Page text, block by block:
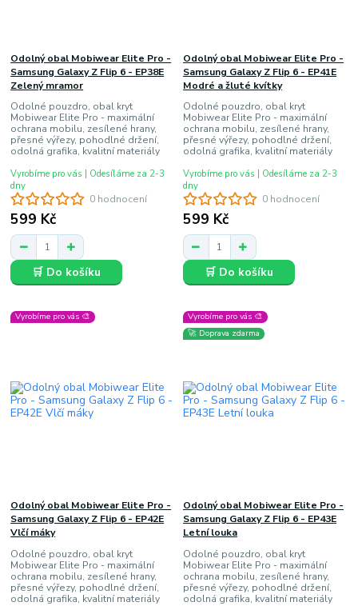
0 hodnocení
Odolný obal Mobiwear Elite Pro -
Samsung Galaxy Z Flip 6 - EP38E
Zelený mramor
Odolné pouzdro, obal kryt
Mobiwear Elite Pro - maximální
ochrana mobilu, zesílené hrany,
přesné výřezy, pohodlné držení,
odolná grafika, kvalitní materiály
599 Kč
Vyrobíme pro vás | Odesíláme za 2-3
dny
🛒 Do košíku
0 hodnocení
Odolný obal Mobiwear Elite Pro -
Samsung Galaxy Z Flip 6 - EP41E
Modré a žluté kvítky
Odolné pouzdro, obal kryt
Mobiwear Elite Pro - maximální
ochrana mobilu, zesílené hrany,
přesné výřezy, pohodlné držení,
odolná grafika, kvalitní materiály
599 Kč
Vyrobíme pro vás | Odesíláme za 2-3
dny
🛒 Do košíku
Vyrobíme pro vás 🎨
Odolný obal Mobiwear Elite Pro -
Samsung Galaxy Z Flip 6 - EP42E
Vlčí máky
Odolné pouzdro, obal kryt
Mobiwear Elite Pro - maximální
ochrana mobilu, zesílené hrany,
přesné výřezy, pohodlné držení,
odolná grafika, kvalitní materiály
Vyrobíme pro vás 🎨
🚀 Doprava zdarma
Odolný obal Mobiwear Elite Pro -
Samsung Galaxy Z Flip 6 - EP43E
Letní louka
Odolné pouzdro, obal kryt
Mobiwear Elite Pro - maximální
ochrana mobilu, zesílené hrany,
přesné výřezy, pohodlné držení,
odolná grafika, kvalitní materiály